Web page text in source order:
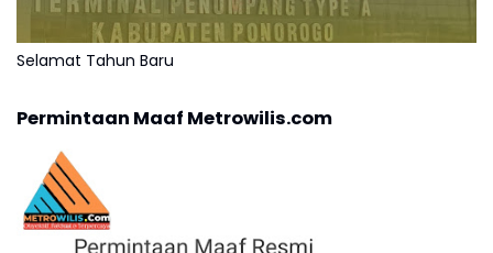
Selamat Tahun Baru
Permintaan Maaf Metrowilis.com